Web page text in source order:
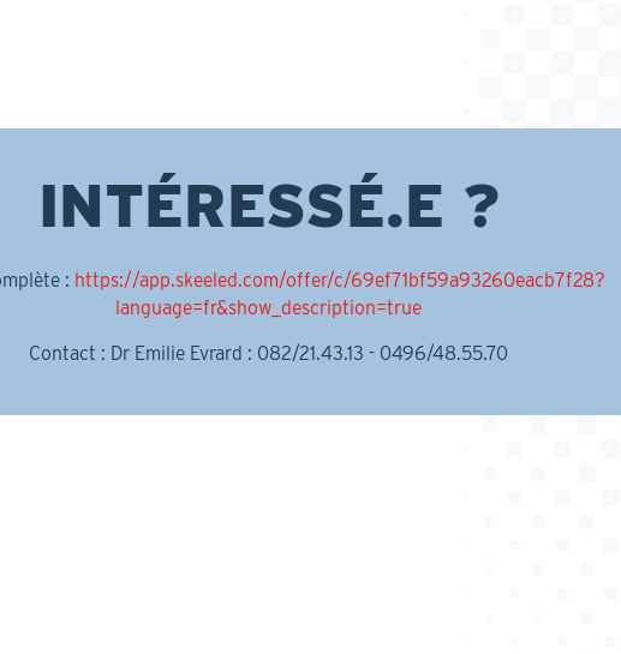
INTÉRESSÉ.E ?
: https://app.skeeled.com/offer/c/69ef71bf59a93260eacb7f28?
language=fr&show_description=true
Contact : Dr Emilie Evrard : 082/21.43.13 - 0496/48.55.70